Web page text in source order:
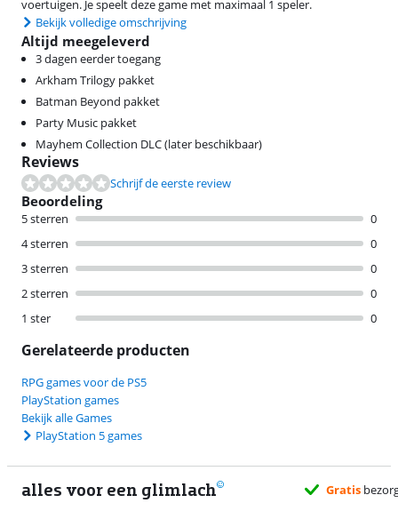
voertuigen. Je speelt deze game met maximaal 1 speler.
Bekijk volledige omschrijving
Altijd meegeleverd
3 dagen eerder toegang
Arkham Trilogy pakket
Batman Beyond pakket
Party Music pakket
Mayhem Collection DLC (later beschikbaar)
Reviews
Schrijf de eerste review
Beoordeling
5 sterren
0
4 sterren
0
3 sterren
0
2 sterren
0
1 ster
0
Gerelateerde producten
RPG games voor de PS5
PlayStation games
Bekijk alle Games
PlayStation 5 games
alles voor een glimlach Gratis